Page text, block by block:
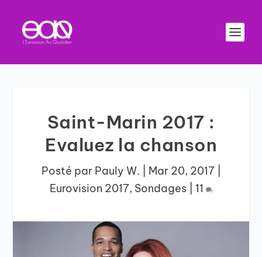
Saint-Marin 2017 :
Evaluez la chanson
Posté par Pauly W. Mar 20, 2017|
Eurovision 2017, Sondages| 11